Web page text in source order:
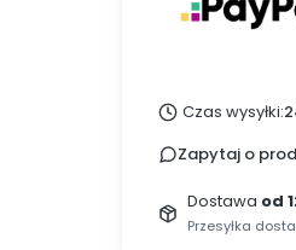
Czas wysyłki:
Zapytaj o
Dostawa od
Przesyłka